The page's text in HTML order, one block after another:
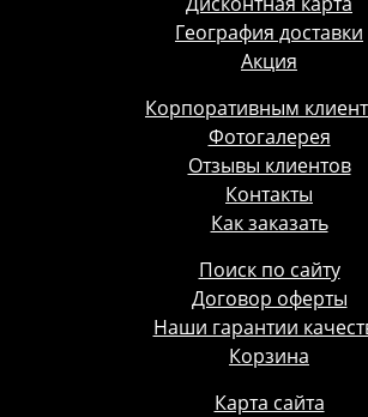
География доставки
Акция
Корпоративным
Фотогалерея
Отзывы клиентов
Контакты
Как заказать
Поиск по сайту
Договор оферты
Наши гарантии
Корзина
Карта сайта